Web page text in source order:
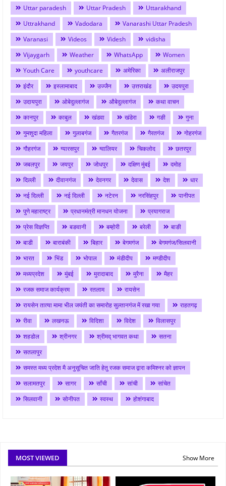
Uttar paradesh
Uttar Pradesh
Uttarakhand
Uttrakhand
Vadodara
Vanarashi Uttar Pradesh
Varanasi
Videos Videsh
vidisha
Vijaygarh
Weather WhatsApp
Women
Youth Care
youthcare अमेरिका
अलीराजपुर
इंदौर
इस्लामाबाद उज्जैन उत्तराखंड
उदयपुरा
उदायपुरा
ओबेदुल्लागंज औबेदुल्लागंज
कथा वाचन
कानपुर
काबुल खंडवा खंडेरा गङी
गुना
गुमशुदा महिला
गुलाबगंज गैतरगंज गैरतगंज
गोहरगंज
गौहरगंज
ग्यारसपुर ग्वालियर चिकलोद
छतरपुर
जबलपुर
जयपुर जोधपुर दक्षिण मुंबई
दमोह
दिल्ली
दीवानगंज देवनगर देवास देश
धार
नई दिल्ली
नई दिल्ली नटेरन नरसिंहपुर
पानीपत
पुणे महाराष्ट्र
प्रधानमंत्री मानधन योजना
प्रयागराज
प्रेस विज्ञप्ति
बङवानी बम्होरी बरेली
बाङी
बाडी
बाराबंकी बिहार बेगमगंज
बेगमगंज/सिलवानी
भारत
भिंड भोपाल मंडीदीप
मण्डीदीप
मध्यप्रदेश
मुंबई मुरादाबाद मुरैना
मैहर
रजक समाज कार्यक्रम
रतलाम
रायसेन
रायसेन तात्या मामा भील जयंती का समारोह सुल्तानगंज में रखा गया
राहतगढ़
रीवा
लखनऊ विदिशा विदेश
विलासपुर
शहडोल
श्रीनगर श्रीमद् भागवत कथा
सतना
सतलापुर
समस्त मध्य प्रदेश मै अनुसूचित जाति हेतु रजक समाज द्वारा कमिश्नर को ज्ञापन
सलामतपुर
सागर साँची सांची
सांचेत
सिलवानी
सोनीपत स्वस्थ होशंगाबाद
MOST VIEWED Show More